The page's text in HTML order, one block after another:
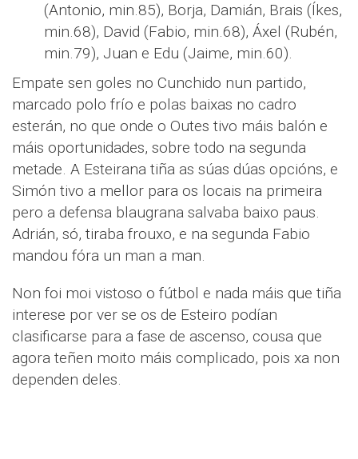
(Antonio, min.85), Borja, Damián, Brais (Íkes,
min.68), David (Fabio, min.68), Áxel (Rubén,
min.79), Juan e Edu (Jaime, min.60).
Empate sen goles no Cunchido nun partido,
marcado polo frío e polas baixas no cadro
esterán, no que onde o Outes tivo máis balón e
máis oportunidades, sobre todo na segunda
metade. A Esteirana tiña as súas dúas opcións, e
Simón tivo a mellor para os locais na primeira
pero a defensa blaugrana salvaba baixo paus.
Adrián, só, tiraba frouxo, e na segunda Fabio
mandou fóra un man a man.
Non foi moi vistoso o fútbol e nada máis que tiña
interese por ver se os de Esteiro podían
clasificarse para a fase de ascenso, cousa que
agora teñen moito máis complicado, pois xa non
dependen deles.